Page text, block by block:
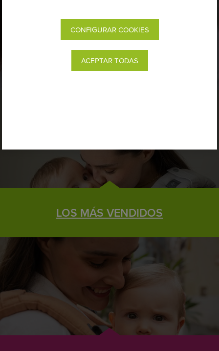
ELIGE TU PORTABEBÉ IDEAL
LOS MÁS VENDIDOS
CONFIGURAR COOKIES
ACEPTAR TODAS